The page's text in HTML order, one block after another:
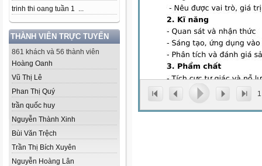
trinh thi oang tuần 1 ...
THÀNH VIÊN TRỰC TUYẾN
861 khách và 56 thành viên
Hoàng Oanh
Vũ Thị Lê
Phan Thị Quý
trần quốc huy
Nguyễn Thành Xinh
Bùi Văn Trệch
Trần Thị Bích Xuyên
Nguyễn Hoàng Lân
1